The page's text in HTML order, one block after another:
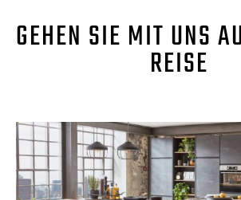
GEHEN SIE MIT UNS
REISE